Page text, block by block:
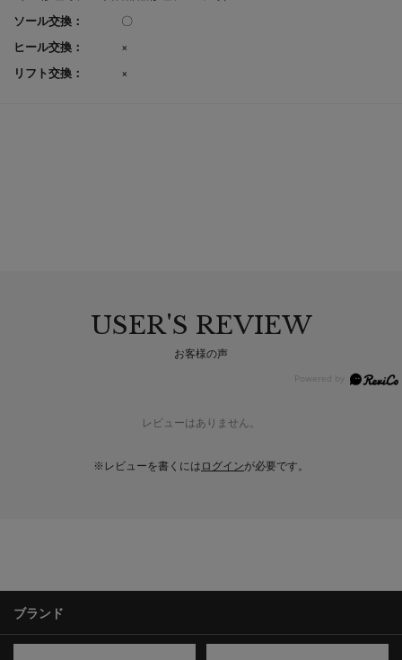
ソール交換：
〇
ヒール交換：
×
リフト交換：
×
USER'S REVIEW
お客様の声
レビューはありません。
※レビューを書くには ログインが必要です。
ブランド